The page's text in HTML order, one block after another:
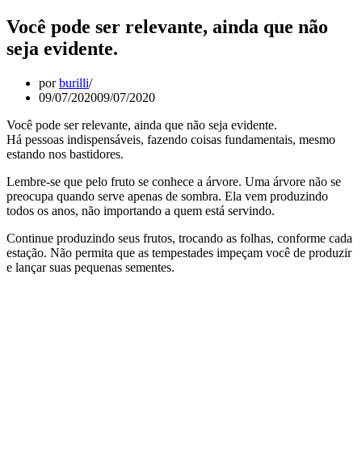
Você pode ser relevante, ainda que não
seja evidente.
porburilli
09/07/202009/07/2020
Você pode ser relevante, ainda que não seja evidente.
Há pessoas indispensáveis, fazendo coisas fundamentais, mesmo
estando nos bastidores.
Lembre-se que pelo fruto se conhece a árvore. Uma árvore não se
preocupa quando serve apenas de sombra. Ela vem produzindo
todos os anos, não importando a quem está servindo.
Continue produzindo seus frutos, trocando as folhas, conforme cada
estação. Não permita que as tempestades impeçam você de produzir
e lançar suas pequenas sementes.